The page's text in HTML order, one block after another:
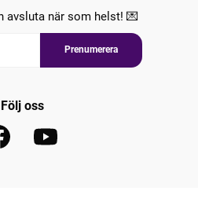
avsluta när som helst! 💌
Prenumerera
Följ oss